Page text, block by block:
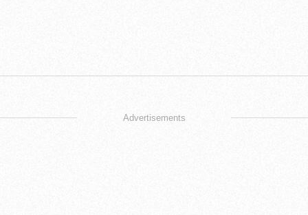
Advertisements